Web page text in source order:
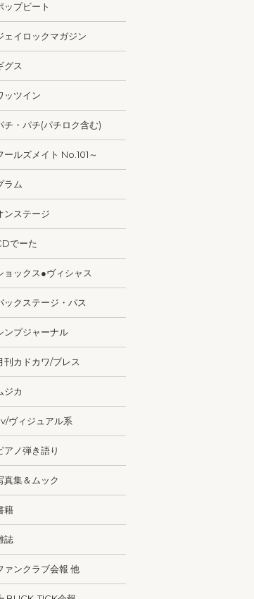
ップビート
ェイロックマガジン
グス
ッツイン
チ・パチ(パチロク含む)
ールズメイト No.101～
ラム
ンステージ
でーた
ョックス●ヴィシャス
ックステージ・パス
ンプジャーナル
刊カドカワ/ブレス
ジカ
ヴィジュアル系
アノ弾き語り
真集＆ムック
籍
誌
ァンクラブ会報 他